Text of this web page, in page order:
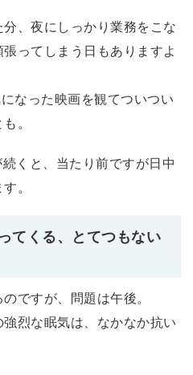
、夜にしっかり業務をこな
ってしまう日もありますよ
なった映画を観てついつい
。
くと、当たり前ですが日中
。
てくる、とてつもない
ですが、問題は午後。
烈な眠気は、なかなか抗い